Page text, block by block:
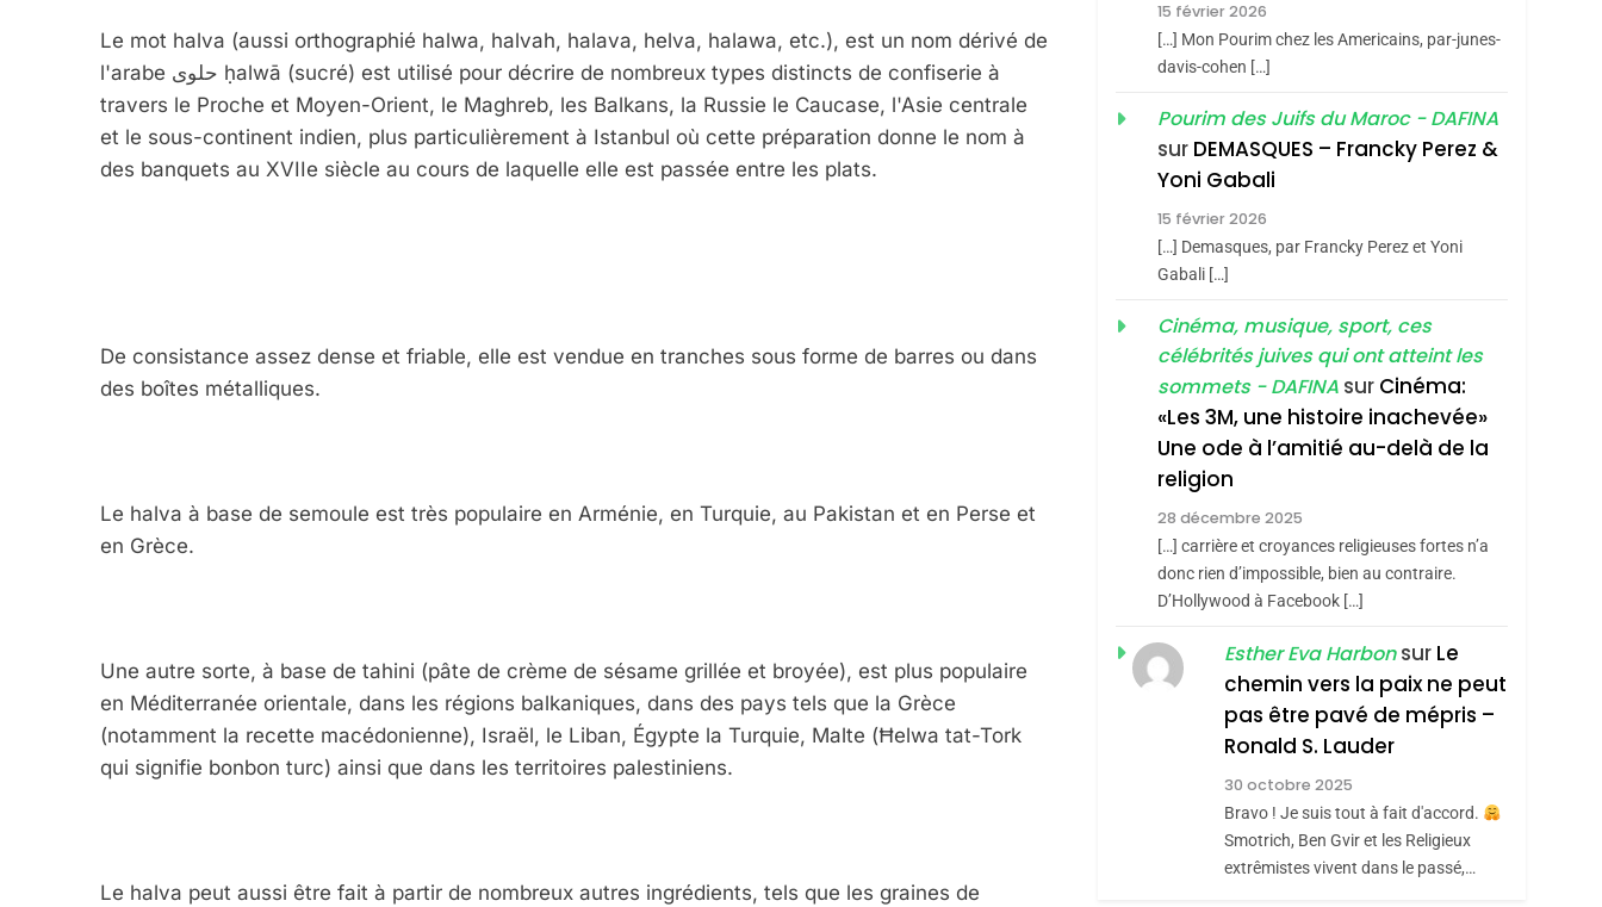
Le mot halva (aussi orthographié halwa, halvah, halava, helva, halawa, etc.), est un nom dérivé de
l'arabe حلوى ḥalwā (sucré) est utilisé pour décrire de nombreux types distincts de confiserie à
travers le Proche et Moyen-Orient, le Maghreb, les Balkans, la Russie le Caucase, l'Asie centrale
et le sous-continent indien, plus particulièrement à Istanbul où cette préparation donne le nom à
des banquets au XVIIe siècle au cours de laquelle elle est passée entre les plats.
De consistance assez dense et friable, elle est vendue en tranches sous forme de barres ou dans
des boîtes métalliques.
Le halva à base de semoule est très populaire en Arménie, en Turquie, au Pakistan et en Perse et
en Grèce.
Une autre sorte, à base de tahini (pâte de crème de sésame grillée et broyée), est plus populaire
en Méditerranée orientale, dans les régions balkaniques, dans des pays tels que la Grèce
(notamment la recette macédonienne), Israël, le Liban, Égypte la Turquie, Malte (Ħelwa tat-Tork
qui signifie bonbon turc) ainsi que dans les territoires palestiniens.
Le halva peut aussi être fait à partir de nombreux autres ingrédients, tels que les graines de
2
«Tu Dis Génocide, Je
Dis Guerre»: La
Nouvelle Chanson De
Boy George
ISRAÉL JUDAISME
3
Tout Sur La Nostalgie
L’alliance Pourrait
S’étendre À 13 Pays
D’Amérique Latine
ISRAÉL JUDAISME
2025, L’année La Plus
Meurtrière Selon Le
Contre
L’antisémitisme
6
FIÈRE, DIGNE ET
RÉSILIENTE :
REVENDIQUE MA
JUDAÏTE Par Thérèse
Zrihen-Dvir
7
CE QUI NOUS
MANQUE – Jacques
Hadida
Maroc : Les Amandes
De Tafraout, Le Miel
15 février 2026
[…] Mon Pourim chez les Americains, par-junes-
davis-cohen […]
Pourim des Juifs du Maroc - DAFINA
sur DEMASQUES – Francky Perez &
Yoni Gabali
15 février 2026
[…] Demasques, par Francky Perez et Yoni
Gabali […]
Cinéma, musique, sport, ces
célébrités juives qui ont atteint les
sommets - DAFINA sur Cinéma:
«Les 3M, une histoire inachevée»
Une ode à l’amitié au-delà de la
religion
28 décembre 2025
[…] carrière et croyances religieuses fortes n’a
donc rien d’impossible, bien au contraire.
D’Hollywood à Facebook […]
Esther Eva Harbonsur Le
chemin vers la paix ne peut
pas être pavé de mépris –
Ronald S. Lauder
30 octobre 2025
Bravo ! Je suis tout à fait d'accord.
Smotrich, Ben Gvir et les Religieux
extrêmistes vivent dans le passé,…